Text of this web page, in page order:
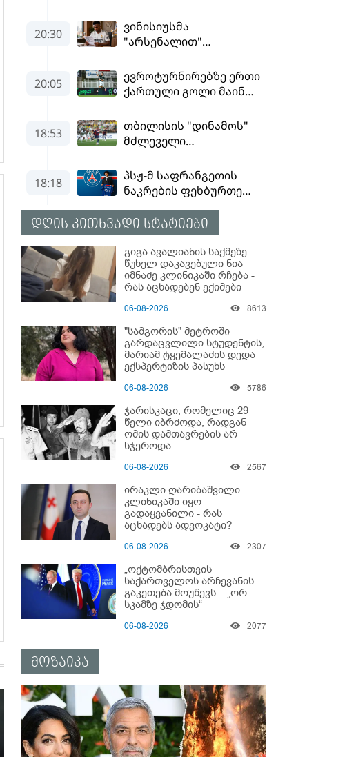
დღის კითხვადი სტატიები
გიგა ავალიანის საქმეზე
წუხელ დაკავებული ნია
იმნაძე კლინიკაში რჩება -
რას აცხადებენ ექიმები
06-08-2026 8613
"სამგორის" მეტროში
გარდაცვლილი სტუდენტის,
მარიამ ტყემალაძის დედა
ექსპერტიზის პასუხს
გოგონას გარდაცვალების
06-08-2026 5786
ჯარისკაცი, რომელიც 29
წელი იბრძოდა, რადგან
ომის დამთავრების არ
სჯეროდა...
06-08-2026 2567
ირაკლი ღარიბაშვილი
კლინიკაში იყო
გადაყვანილი - რას
აცხადებს ადვოკატი?
06-08-2026 2307
„ოქტომბრისთვის
საქართველოს არჩევანის
გაკეთება მოუწევს... „ორ
სკამზე ჯდომის“
დასრულდეს“ - მირიან
06-08-2026 2077
მოზაიკა